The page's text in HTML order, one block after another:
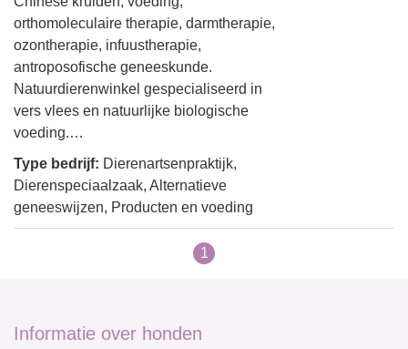
orthomoleculaire therapie, darmtherapie,
ozontherapie, infuustherapie,
antroposofische geneeskunde.
Natuurdierenwinkel gespecialiseerd in
vers vlees en natuurlijke biologische
voeding.…
Type bedrijf: Dierenartsenpraktijk,
Dierenspeciaalzaak, Alternatieve
geneeswijzen, Producten en voeding
1
Informatie over honden